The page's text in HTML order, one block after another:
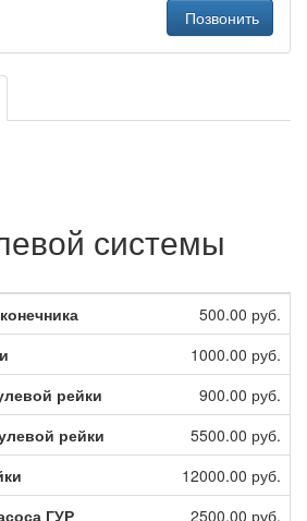
Позвонить
системы
500.00 руб.
1000.00 руб.
рейки
900.00 руб.
рейки
5500.00 руб.
12000.00 руб.
ГУР
2500.00 руб.